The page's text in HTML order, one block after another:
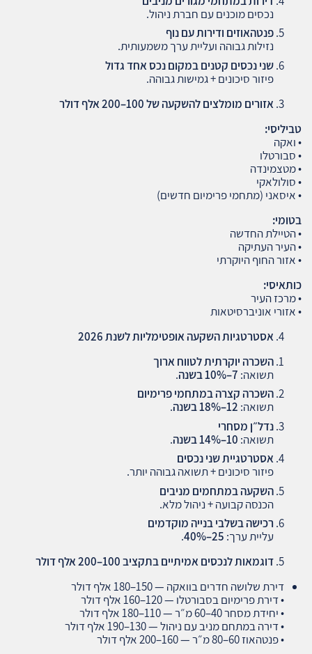
נכסים מוכנים עם חברת ניהול.
פנטהאוזים ודירות עם נוף
נזילות גבוהה ועליית ערך משמעותית.
שני נכסים קטנים במקום נכס אחד גדול
פיזור סיכונים + גמישות גבוהה.
אזורים מומלצים להשקעה של 100–200 אלף דולר
טביליסי:
• ואקה
• סבורטלו
• מטצמינדה
• סולולאקי
• איסאני (מתחמי פרימיום חדשים)
בטומי:
• הטיילת החדשה
• העיר העתיקה
• אזור החוף היוקרתי
כותאיסי:
• מרכז העיר
• אזורי אוניברסיטאות
אסטרטגיות השקעה אופטימליות לשנת 2026
השכרה יוקרתית לטווח ארוך
תשואה: 7–10% בשנה.
השכרה קצרה במתחמי פרימיום
תשואה: 12–18% בשנה.
נדל״ן מסחרי
תשואה: 10–14% בשנה.
אסטרטגיית שני נכסים
פיזור סיכונים + תשואה גבוהה יותר.
השקעה במתחמים מניבים
הכנסה קבועה + ניהול מלא.
רכישה בשלבי בנייה מוקדמים
עליית ערך: 25–40%
.
דוגמאות לנכסים אמיתיים בתקציב 100–200 אלף דולר
דירת שלושה חדרים בוואקה — 150–180 אלף דולר
• דירת פרימיום בסבורטלו — 120–160 אלף דולר
• יחידת מסחר 40–60 מ״ר — 110–180 אלף דולר
• דירה במתחם מניב עם ניהול — 130–190 אלף דולר
• פנטהאוז 60–80 מ״ר — 160–200 אלף דולר